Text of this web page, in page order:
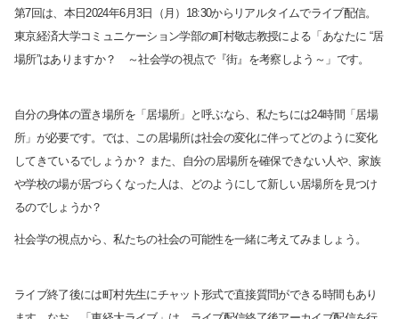
第7回は、本日2024年6月3日（月）18:30からリアルタイムでライブ配信。
東京経済大学コミュニケーション学部の町村敬志教授による「あなたに “居
場所”はありますか？ ～社会学の視点で『街』を考察しよう～」です。
自分の身体の置き場所を「居場所」と呼ぶなら、私たちには24時間「居場
所」が必要です。では、この居場所は社会の変化に伴ってどのように変化
してきているでしょうか？ また、自分の居場所を確保できない人や、家族
や学校の場が居づらくなった人は、どのようにして新しい居場所を見つけ
るのでしょうか？
社会学の視点から、私たちの社会の可能性を一緒に考えてみましょう。
ライブ終了後には町村先生にチャット形式で直接質問ができる時間もあり